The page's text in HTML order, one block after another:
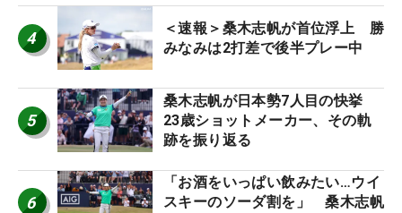
4
＜速報＞桑木志帆が首位浮上 勝
みなみは2打差で後半プレー中
5
桑木志帆が日本勢7人目の快挙
23歳ショットメーカー、その軌
跡を振り返る
6
「お酒をいっぱい飲みたい…ウイ
スキーのソーダ割を」 桑木志帆